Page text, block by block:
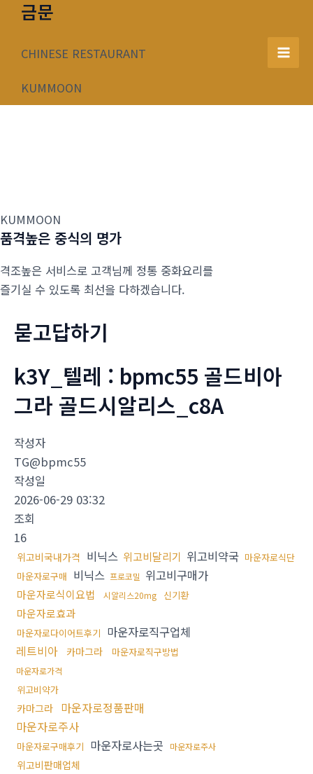
너
금문
CHINESE RESTAURANT
KUMMOON
Main
KUMMOON
품격높은 중식의 명가
격조높은 서비스로 고객님께 정통 중화요리를
즐기실 수 있도록 최선을 다하겠습니다.
묻고답하기
k3Y_텔레 : bpmc55 골드비아
그라 골드시알리스_c8A
작성자
TG@bpmc55
작성일
2026-06-29 03:32
조회
16
위고비국내가격 비닉스 위고비달리기 위고비약국 마운자로식단
마운자로구매 비닉스 프로코밀 위고비구매가
마운자로식이요법 시알리스20mg 신기환
마운자로효과
마운자로다이어트후기 마운자로직구업체
레트비아
카마그라 마운자로직구방법
마운자로가격
위고비약가
카마그라 마운자로정품판매
마운자로주사
마운자로구매후기 마운자로사는곳 마운자로주사
위고비판매업체